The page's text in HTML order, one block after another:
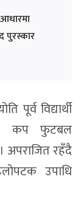
पुरस्कार
पूर्व विद्यार्थी
कप फुटबल
अपराजित रहँदै
उपाधि